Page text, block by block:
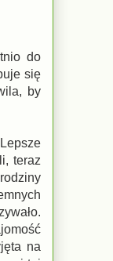
do
się
by
teraz
na